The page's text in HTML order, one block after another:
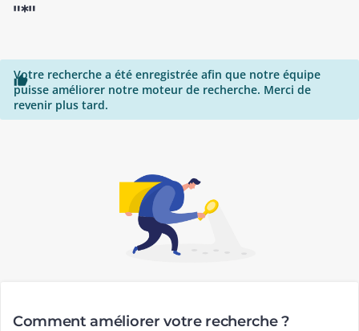
"*"

Votre recherche a été enregistrée afin que notre équipe
puisse améliorer notre moteur de recherche. Merci de
revenir plus tard.
Comment améliorer votre recherche ?